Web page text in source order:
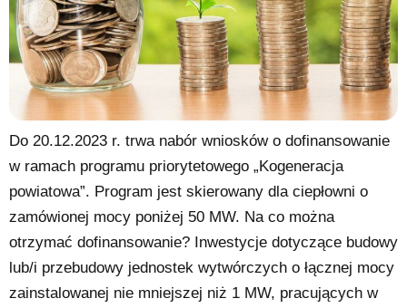
Do 20.12.2023 r. trwa nabór wniosków o dofinansowanie
w ramach programu priorytetowego „Kogeneracja
powiatowa”. Program jest skierowany dla ciepłowni o
zamówionej mocy poniżej 50 MW. Na co można
otrzymać dofinansowanie? Inwestycje dotyczące budowy
lub/i przebudowy jednostek wytwórczych o łącznej mocy
zainstalowanej nie mniejszej niż 1 MW, pracujących w